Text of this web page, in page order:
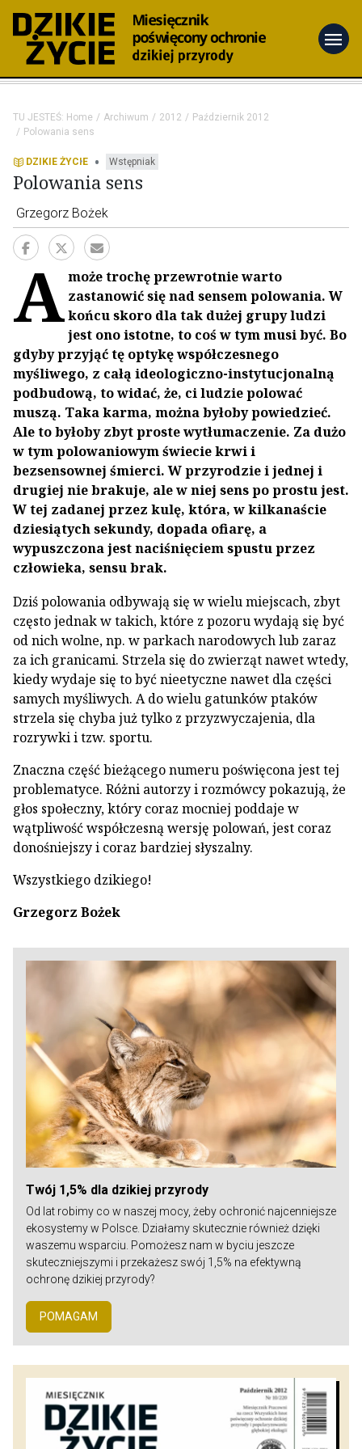
menu
TU JESTEŚ: Home Archiwum 2012
Październik 2012
Polowania sens
DZIKIE ŻYCIE • Wstępniak
Polowania sens
Grzegorz Bożek
Amoże trochę przewrotnie warto
zastanowić się nad sensem polowania. W
końcu skoro dla tak dużej grupy ludzi
jest ono istotne, to coś w tym musi być. Bo
gdyby przyjąć tę optykę współczesnego
myśliwego, z całą ideologiczno-instytucjonalną
podbudową, to widać, że, ci ludzie polować
muszą. Taka karma, można byłoby powiedzieć.
Ale to byłoby zbyt proste wytłumaczenie. Za dużo
w tym polowaniowym świecie krwi i
bezsensownej śmierci. W przyrodzie i jednej i
drugiej nie brakuje, ale w niej sens po prostu jest.
W tej zadanej przez kulę, która, w kilkanaście
dziesiątych sekundy, dopada ofiarę, a
wypuszczona jest naciśnięciem spustu przez
człowieka, sensu brak.
Dziś polowania odbywają się w wielu miejscach, zbyt
często jednak w takich, które z pozoru wydają się być
od nich wolne, np. w parkach narodowych lub zaraz
za ich granicami. Strzela się do zwierząt nawet wtedy,
kiedy wydaje się to być nieetyczne nawet dla części
samych myśliwych. A do wielu gatunków ptaków
strzela się chyba już tylko z przyzwyczajenia, dla
rozrywki i tzw. sportu.
Znaczna część bieżącego numeru poświęcona jest tej
problematyce. Różni autorzy i rozmówcy pokazują, że
głos społeczny, który coraz mocniej poddaje w
wątpliwość współczesną wersję polowań, jest coraz
donośniejszy i coraz bardziej słyszalny.
Wszystkiego dzikiego!
Grzegorz Bożek
Twój 1,5% dla dzikiej przyrody
Od lat robimy co w naszej mocy, żeby ochronić najcenniejsze
ekosystemy w Polsce. Działamy skutecznie również dzięki
waszemu wsparciu. Pomożesz nam w byciu jeszcze
skuteczniejszymi i przekażesz swój 1,5% na efektywną
ochronę dzikiej przyrody?
POMAGAM